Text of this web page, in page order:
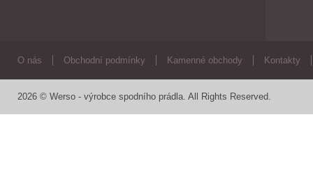
O nás Obchodní podmínky Kamenné obchody Kontakty
2026 © Werso - výrobce spodního prádla. All Rights Reserved.